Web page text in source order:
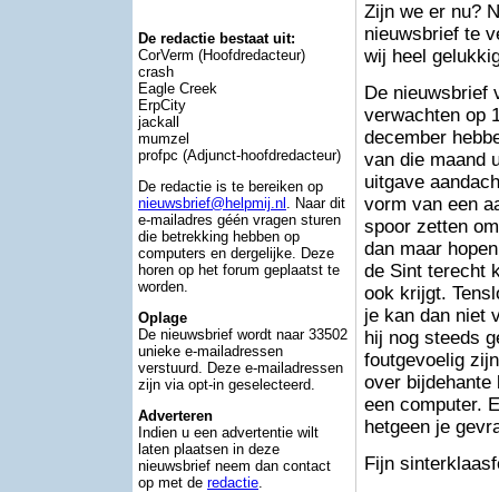
De redactie bestaat uit:
CorVerm (Hoofdredacteur)
crash
Eagle Creek
ErpCity
jackall
mumzel
profpc (Adjunct-hoofdredacteur)
De redactie is te bereiken op
nieuwsbrief@helpmij.nl . Naar dit
e-mailadres géén vragen sturen
die betrekking hebben op
computers en dergelijke. Deze
horen op het forum geplaatst te
worden.
Oplage
De nieuwsbrief wordt naar 33502
unieke e-mailadressen
verstuurd. Deze e-mailadressen
zijn via opt-in geselecteerd.
Adverteren
Indien u een advertentie wilt
laten plaatsen in deze
nieuwsbrief neem dan contact
op met de redactie.
Zijn we er nu?
nieuwsbrief te
wij heel
De nieuwsbrief
verwachten op
december
van die maand
uitgave
vorm van een
spoor zetten
dan maar
de Sint terecht
ook krijgt.
je kan dan niet
hij nog steeds
foutgevoelig
over bijdehante
een computer.
hetgeen je
Fijn